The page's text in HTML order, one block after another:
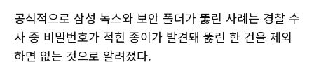
공식적으로 삼성 녹스와 보안 폴더가 뚫린 사례는 경찰 수
사 중 비밀번호가 적힌 종이가 발견돼 뚫린 한 건을 제외
하면 없는 것으로 알려졌다.